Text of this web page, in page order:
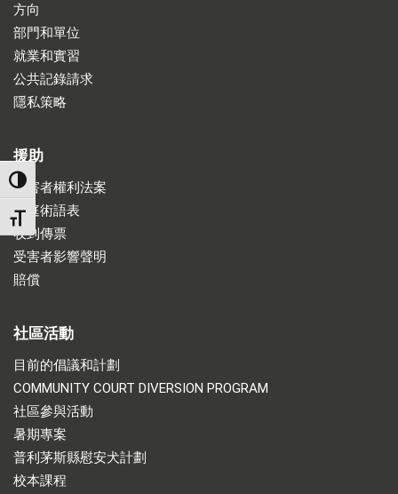
TOGGLE HIGH CONTRAST
TOGGLE FONT SIZE
方向
部門和單位
就業和實習
公共記錄請求
隱私策略
援助
受害者權利法案
法庭術語表
收到傳票
受害者影響聲明
賠償
社區活動
目前的倡議和計劃
COMMUNITY COURT DIVERSION PROGRAM
社區參與活動
暑期專案
普利茅斯縣慰安犬計劃
校本課程